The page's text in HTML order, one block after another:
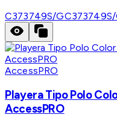
C373749S/G
AccessPRO
Playera Tipo Polo
AccessPRO